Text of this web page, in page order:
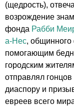
(щедрость),
возрождение
фонда Рабби
а-Нес,
помогающим
городским
отправлял гонцов
диаспору и
евреев всего